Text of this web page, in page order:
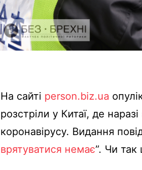
На сайті person.biz.ua
розстріли у Китаї, де наразі
коронавірусу. Видання
врятуватися немає”. Чи так